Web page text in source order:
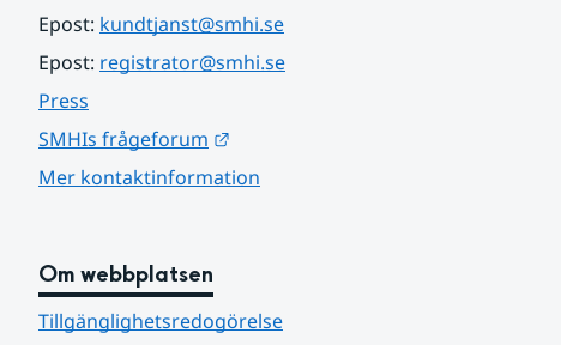
Epost: kundtjanst@smhi.se
Epost: registrator@smhi.se
Press
SMHIs frågeforum
Mer kontaktinformation
Om webbplatsen
Tillgänglighetsredogörelse